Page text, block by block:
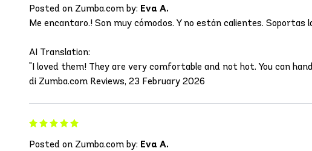
Posted on Zumba.com by: Eva A.
Me encantaro.! Son muy cómodos. Y no están calientes. Soportas
AI Translation:
"I loved them! They are very comfortable and not hot. You can
di Zumba.com Reviews, 23 February 2026
Posted on Zumba.com by: Eva A.